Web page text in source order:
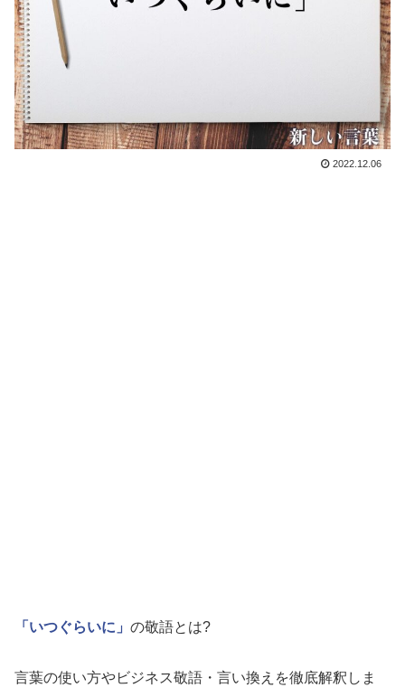
2022.12.06
「いつぐらいに」 の敬語とは?
言葉の使い方やビジネス敬語・言い換えを徹底解釈しま